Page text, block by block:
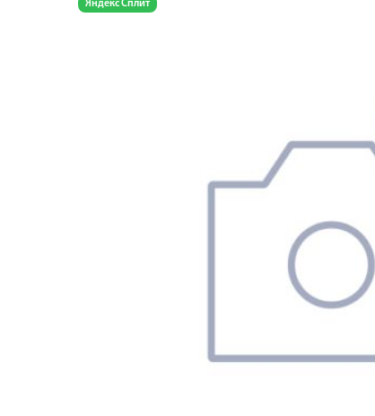
Яндекс Сплит